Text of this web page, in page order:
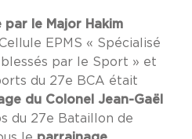
par le Major Hakim
EPMS « Spécialisé
par le Sport » et
du 27e BCA était
du Colonel Jean-Gaël
du 27e Bataillon de